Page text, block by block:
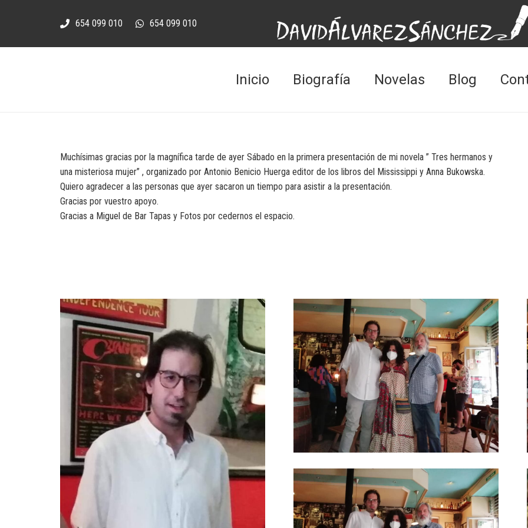
654 099 010 654 099 010
Inicio Biografía Novelas Blog
Muchísimas gracias por la magnífica tarde de ayer Sábado en la primera presentación de mi novela ” Tres hermanos y
una misteriosa mujer” , organizado por Antonio Benicio Huerga editor de los libros del Mississippi y Anna Bukowska.
Quiero agradecer a las personas que ayer sacaron un tiempo para asistir a la presentación.
Gracias por vuestro apoyo.
Gracias a Miguel de Bar Tapas y Fotos por cedernos el espacio.